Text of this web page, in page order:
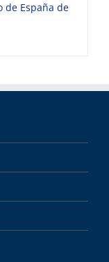
de España de